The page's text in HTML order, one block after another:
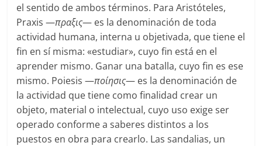
el sentido de ambos términos. Para Aristóteles,
Praxis —πραξις— es la denominación de toda
actividad humana, interna u objetivada, que tiene el
fin en sí misma: «estudiar», cuyo fin está en el
aprender mismo. Ganar una batalla, cuyo fin es ese
mismo. Poiesis —ποίησις— es la denominación de
la actividad que tiene como finalidad crear un
objeto, material o intelectual, cuyo uso exige ser
operado conforme a saberes distintos a los
puestos en obra para crearlo. Las sandalias, un